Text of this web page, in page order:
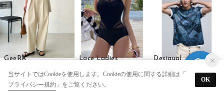
GeeRA
リラクシーな穿き心地！キレイ見えダブルタックカーブワイドチノパンツ （ライトベージュ）
￥2,499
Lace Ladies
シアー ドッキング ウエーブライン ホルター スイムウエア【返品不可商品】 （ブラック）
￥2,490
Desigual
モザイク柄半袖Tシャツ （ブルー）
当サイトではCookieを使用します。Cookieの使用に関する詳細は「
プライバシー規約 」をご覧ください。
OK